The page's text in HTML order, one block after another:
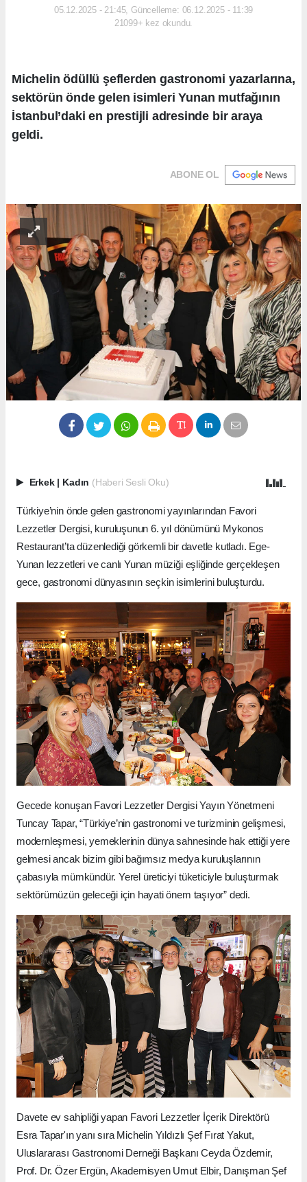
05.12.2025 - 21:45, Güncelleme: 06.12.2025 - 11:39
21099+ kez okundu.
Michelin ödüllü şeflerden gastronomi yazarlarına,
sektörün önde gelen isimleri Yunan mutfağının
İstanbul’daki en prestijli adresinde bir araya
geldi.
ABONE OL
Erkek Kadın (Haberi Sesli Oku)
Türkiye’nin önde gelen gastronomi yayınlarından Favori
Lezzetler Dergisi, kuruluşunun 6. yıl dönümünü Mykonos
Restaurant’ta düzenlediği görkemli bir davetle kutladı. Ege-
Yunan lezzetleri ve canlı Yunan müziği eşliğinde gerçekleşen
gece, gastronomi dünyasının seçkin isimlerini buluşturdu.
Gecede konuşan Favori Lezzetler Dergisi Yayın Yönetmeni
Tuncay Tapar, “Türkiye’nin gastronomi ve turizminin gelişmesi,
modernleşmesi, yemeklerinin dünya sahnesinde hak ettiği yere
gelmesi ancak bizim gibi bağımsız medya kuruluşlarının
çabasıyla mümkündür. Yerel üreticiyi tüketiciyle buluşturmak
sektörümüzün geleceği için hayati önem taşıyor” dedi.
Davete ev sahipliği yapan Favori Lezzetler İçerik Direktörü
Esra Tapar'ın yanı sıra Michelin Yıldızlı Şef Fırat Yakut,
Uluslararası Gastronomi Derneği Başkanı Ceyda Özdemir,
Prof. Dr. Özer Ergün, Akademisyen Umut Elbir, Danışman Şef